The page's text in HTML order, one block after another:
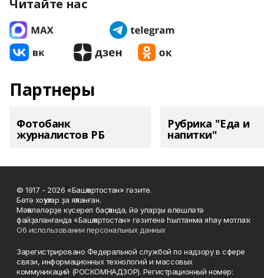
Читайте нас
Партнеры
Фотобанк
журналистов РБ
Рубрика "Еда и
напитки"
© 1917 - 2026 «Башҡортостан» гәзите.
Бөтә хоҡуҡтар ҙа яҡланған.
Мәҡәләләрҙе күсереп баҫҡанда, йә уларҙы өлөшләтә
файҙаланғанда «Башҡортостан» гәзитенә һылтанма яһау мотлаҡ.
Об использовании персональных данных
Зарегистрировано Федеральной службой по надзору в сфере
связи, информационных технологий и массовых
коммуникаций (РОСКОМНАДЗОР). Регистрационный номер: